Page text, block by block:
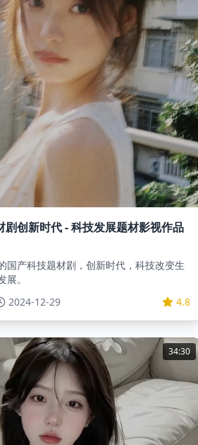
剧创新时代 - 科技发展题材影视作品
国产科技题材剧，创新时代，科技改变生
。
2024-12-29 4.8
34:30